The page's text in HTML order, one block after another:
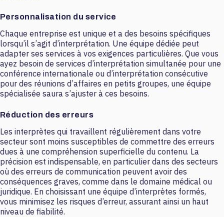
Personnalisation du service
Chaque entreprise est unique et a des besoins spécifiques
lorsqu’il s’agit d’interprétation. Une équipe dédiée peut
adapter ses services à vos exigences particulières. Que vous
ayez besoin de services d’interprétation simultanée pour une
conférence internationale ou d’interprétation consécutive
pour des réunions d’affaires en petits groupes, une équipe
spécialisée saura s’ajuster à ces besoins.
Réduction des erreurs
Les interprètes qui travaillent régulièrement dans votre
secteur sont moins susceptibles de commettre des erreurs
dues à une compréhension superficielle du contenu. La
précision est indispensable, en particulier dans des secteurs
où des erreurs de communication peuvent avoir des
conséquences graves, comme dans le domaine médical ou
juridique. En choisissant une équipe d’interprètes formés,
vous minimisez les risques d’erreur, assurant ainsi un haut
niveau de fiabilité.